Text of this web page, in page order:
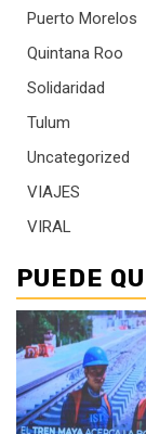
Puerto Morelos
Quintana Roo
Solidaridad
Tulum
Uncategorized
VIAJES
VIRAL
PUEDE